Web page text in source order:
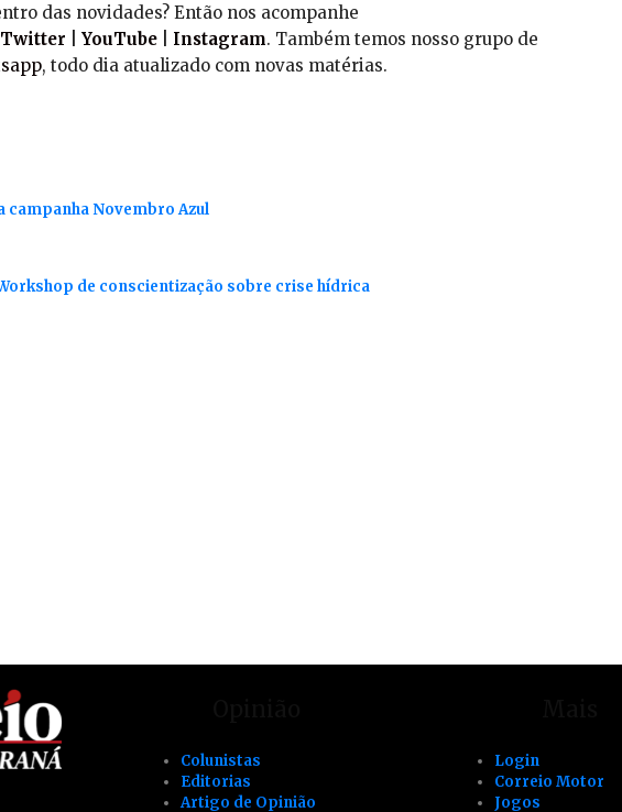
das novidades? Então nos acompanhe
Twitter YouTube Instagram. Também temos nosso grupo de
, todo dia atualizado com novas matérias.
campanha Novembro Azul
de conscientização sobre crise hídrica
Colunistas
Editorias
Artigo de Opinião
Login
Correio Motor
Jogos